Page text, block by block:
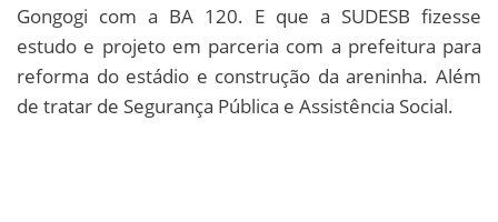
Gongogi com a BA 120. E que a SUDESB fizesse
estudo e projeto em parceria com a prefeitura para
reforma do estádio e construção da areninha. Além
de tratar de Segurança Pública e Assistência Social.